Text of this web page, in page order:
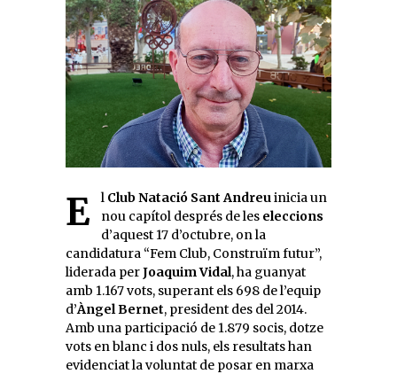
El Club Natació Sant Andreuinicia un
nou capítol després de les eleccions
d’aquest 17 d’octubre, on la
candidatura “Fem Club, Construïm futur”,
liderada perJoaquim Vidal, ha guanyat
amb 1.167 vots, superant els 698 de l’equip
d’Àngel Bernet, president des del 2014.
Amb una participació de 1.879 socis, dotze
vots en blanc i dos nuls, els resultats han
evidenciat la voluntat de posar en marxa